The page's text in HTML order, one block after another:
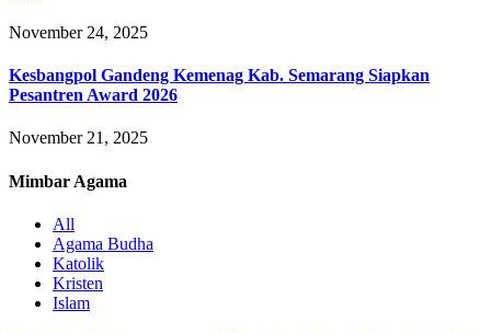
November 24, 2025
Kesbangpol Gandeng Kemenag Kab. Semarang Siapkan
Pesantren Award 2026
November 21, 2025
Mimbar Agama
All
Agama Budha
Katolik
Kristen
Islam